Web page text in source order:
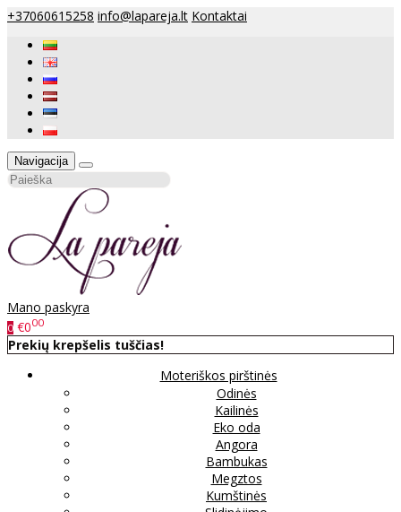
+37060615258 info@lapareja.lt Kontaktai
Navigacija
Mano paskyra
0 €000
Prekių krepšelis tuščias!
Moteriškos pirštinės
Odinės
Kailinės
Eko oda
Angora
Bambukas
Megztos
Kumštinės